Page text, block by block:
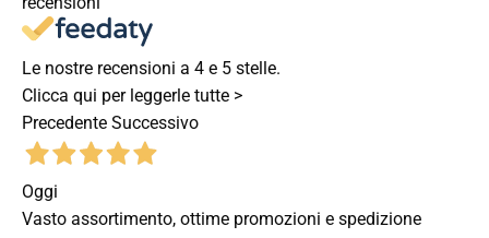
Le nostre recensioni a 4 e 5 stelle.
Clicca qui per leggerle tutte >
Precedente Successivo
Oggi
Vasto assortimento, ottime promozioni e spedizione